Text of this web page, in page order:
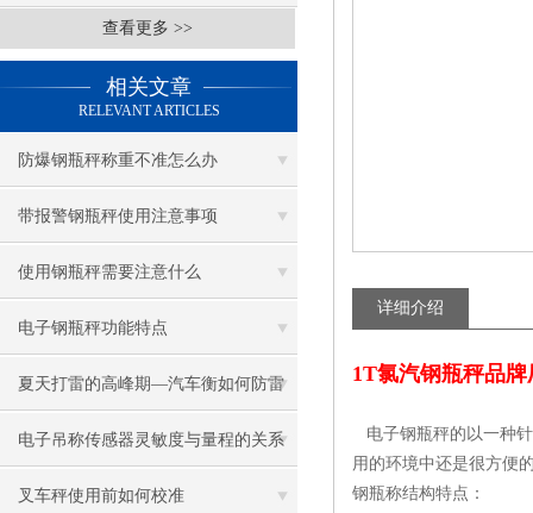
查看更多 >>
相关文章
RELEVANT ARTICLES
防爆钢瓶秤称重不准怎么办
带报警钢瓶秤使用注意事项
使用钢瓶秤需要注意什么
电子钢瓶秤功能特点
夏天打雷的高峰期—汽车衡如何防雷
击重点之重
电子吊称传感器灵敏度与量程的关系
叉车秤使用前如何校准
详细介绍
1T氯汽钢瓶秤品
电子钢瓶秤的以一种
用的环境中还是很方便
钢瓶称结构特点：